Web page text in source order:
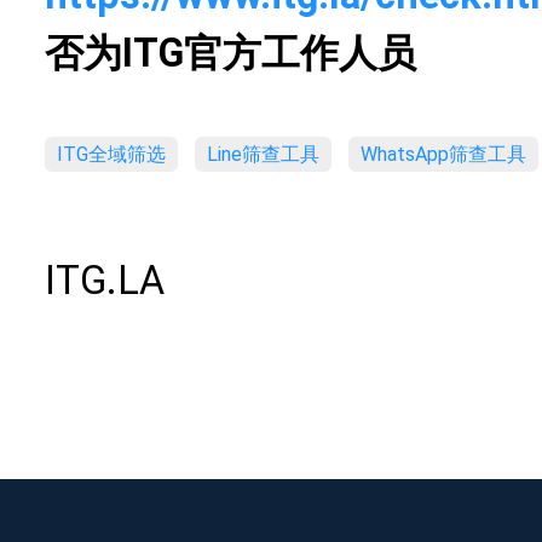
否为ITG官方工作人员
ITG全域筛选 Line筛查工具 WhatsApp筛查工具
ITG.LA